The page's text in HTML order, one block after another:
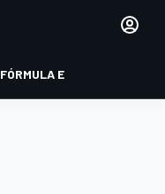
FÓRMULA E